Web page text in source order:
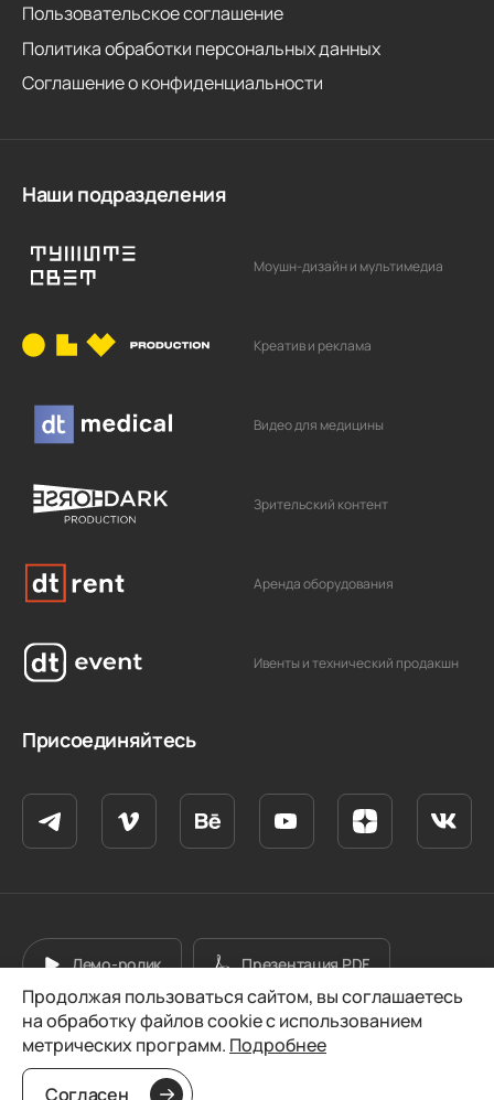
Пользовательское соглашение
Политика обработки персональных данных
Соглашение о конфиденциальности
Наши подразделения
Моушн-дизайн и мультимедиа
Креатив и реклама
Видео для медицины
Зрительский контент
Аренда оборудования
Ивенты и технический продакшн
Присоединяйтесь
Демо-ролик Презентация PDF
© 2026 dt group. Все права защищены.
Разработано
Продолжая пользоваться сайтом, вы соглашаетесь
на обработку файлов cookie с использованием
метрических программ. Подробнее
Согласен